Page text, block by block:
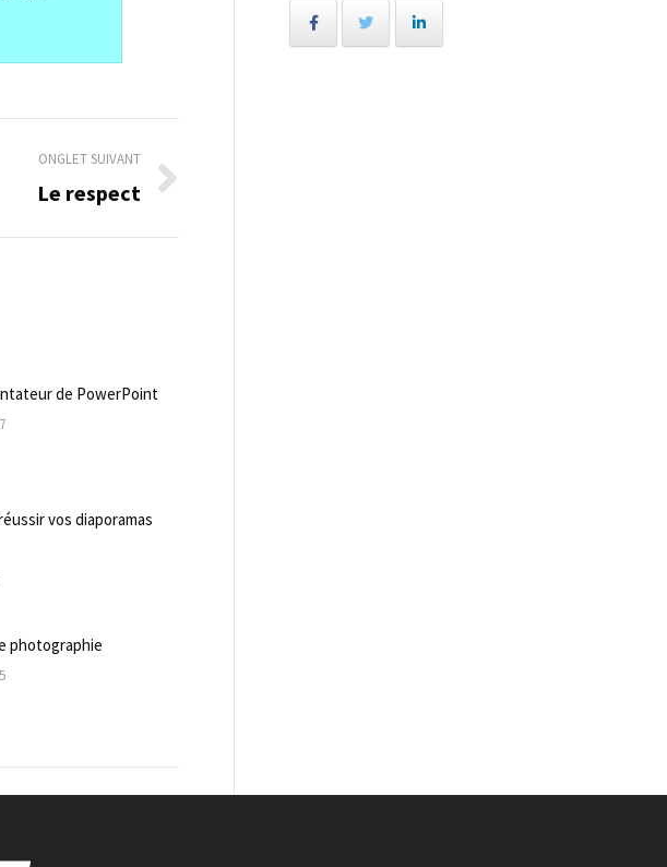
ONGLET SUIVANT
Le respect
de PowerPoint
vos diaporamas
photographie